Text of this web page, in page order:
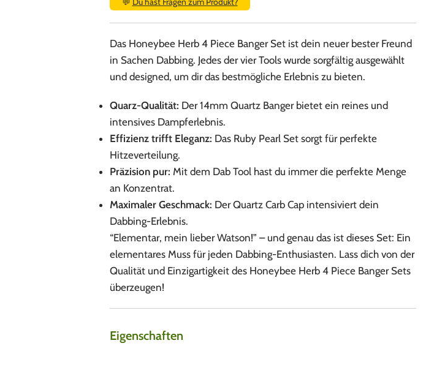
Das Honeybee Herb 4 Piece Banger Set ist dein neuer bester Freund
in Sachen Dabbing. Jedes der vier Tools wurde sorgfältig ausgewählt
und designed, um dir das bestmögliche Erlebnis zu bieten.
Quarz-Qualität: Der 14mm Quartz Banger bietet ein reines und
intensives Dampferlebnis.
Effizienz trifft Eleganz: Das Ruby Pearl Set sorgt für perfekte
Hitzeverteilung.
Präzision pur: Mit dem Dab Tool hast du immer die perfekte Menge
an Konzentrat.
Maximaler Geschmack: Der Quartz Carb Cap intensiviert dein
Dabbing-Erlebnis.
“Elementar, mein lieber Watson!” – und genau das ist dieses Set: Ein
elementares Muss für jeden Dabbing-Enthusiasten. Lass dich von der
Qualität und Einzigartigkeit des Honeybee Herb 4 Piece Banger Sets
überzeugen!
Eigenschaften